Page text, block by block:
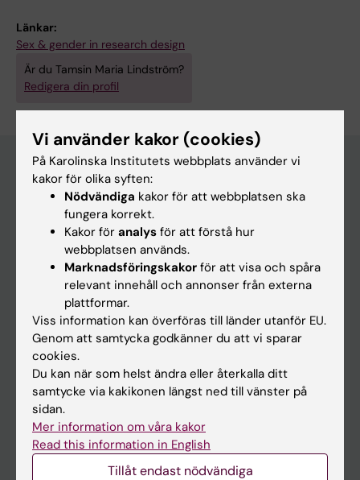
Länkar:
Sex & gender in research design
Är du Tamsin Maria Lindström?
Redigera din profil
Huvudmeny
Utbildning
Forskarutbildning
Forskning
På gång
Nyheter
Kalender
Student
Vi använder kakor (cookies)
På Karolinska Institutets webbplats använder vi
kakor för olika syften:
Nödvändiga kakor för att webbplatsen ska
fungera korrekt.
Kakor för analys för att förstå hur
webbplatsen används.
Marknadsföringskakor för att visa och spåra
relevant innehåll och annonser från externa
plattformar.
Viss information kan överföras till länder utanför EU.
Genom att samtycka godkänner du att vi sparar
cookies.
Du kan när som helst ändra eller återkalla ditt
samtycke via kakikonen längst ned till vänster på
sidan.
Mer information om våra kakor
Read this information in English
Tillåt endast nödvändiga